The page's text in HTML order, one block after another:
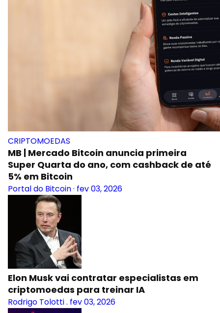
CRIPTOMOEDAS
MB | Mercado Bitcoin anuncia primeira
Super Quarta do ano, com cashback de até
5% em Bitcoin
Portal do Bitcoin· fev 03, 2026
Elon Musk vai contratar especialistas em
criptomoedas para treinar IA
Rodrigo Tolotti. fev 03, 2026